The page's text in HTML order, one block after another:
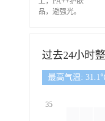
品，避强光。
过去24小时
最高气温:
35